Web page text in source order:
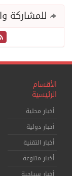
للمشاركة
الأقسام
الرئيسية
أخبار محلية
أخبار دولية
أخبار التقنية
أخبار متنوعة